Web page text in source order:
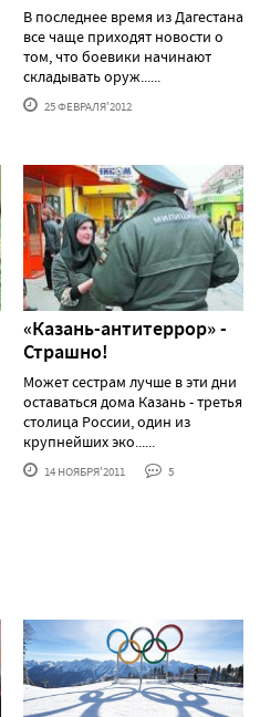
В последнее время из Дагестана
все чаще приходят новости о
том, что боевики начинают
складывать оруж......
25 ФЕВРАЛЯ'2012
«Казань-антитеррор» -
Страшно!
Может сестрам лучше в эти дни
оставаться дома Казань - третья
столица России, один из
крупнейших эко......
14 НОЯБРЯ'2011 5